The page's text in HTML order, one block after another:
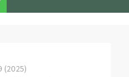
Canais
(2025)